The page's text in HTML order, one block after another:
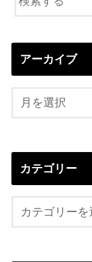
アーカイブ
カテゴリー